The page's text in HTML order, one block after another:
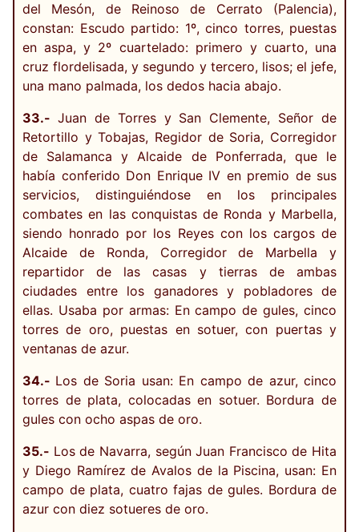
del Mesón, de Reinoso de Cerrato (Palencia),
constan: Escudo partido: 1º, cinco torres, puestas
en aspa, y 2º cuartelado: primero y cuarto, una
cruz flordelisada, y segundo y tercero, lisos; el jefe,
una mano palmada, los dedos hacia abajo.
33.- Juan de Torres y San Clemente, Señor de
Retortillo y Tobajas, Regidor de Soria, Corregidor
de Salamanca y Alcaide de Ponferrada, que le
había conferido Don Enrique IV en premio de sus
servicios, distinguiéndose en los principales
combates en las conquistas de Ronda y Marbella,
siendo honrado por los Reyes con los cargos de
Alcaide de Ronda, Corregidor de Marbella y
repartidor de las casas y tierras de ambas
ciudades entre los ganadores y pobladores de
ellas. Usaba por armas: En campo de gules, cinco
torres de oro, puestas en sotuer, con puertas y
ventanas de azur.
34.- Los de Soria usan: En campo de azur, cinco
torres de plata, colocadas en sotuer. Bordura de
gules con ocho aspas de oro.
35.- Los de Navarra, según Juan Francisco de Hita
y Diego Ramírez de Avalos de la Piscina, usan: En
campo de plata, cuatro fajas de gules. Bordura de
azur con diez sotueres de oro.